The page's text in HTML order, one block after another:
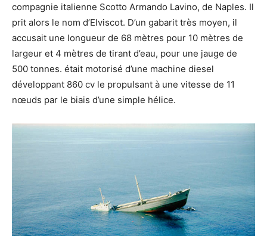
compagnie italienne Scotto Armando Lavino, de Naples. Il
prit alors le nom d’Elviscot. D’un gabarit très moyen, il
accusait une longueur de 68 mètres pour 10 mètres de
largeur et 4 mètres de tirant d’eau, pour une jauge de
500 tonnes. était motorisé d’une machine diesel
développant 860 cv le propulsant à une vitesse de 11
nœuds par le biais d’une simple hélice.